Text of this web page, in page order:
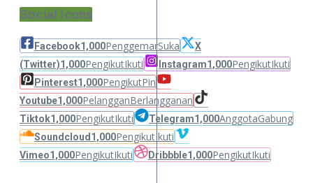
Social Icons
Facebook1,000PenggemarSuka
X
(Twitter)1,000PengikutIkuti Instagram1,000PengikutIkuti
Pinterest1,000PengikutPin
Youtube1,000PelangganBerlangganan
Tiktok1,000PengikutIkuti Telegram1,000AnggotaGabung
Soundcloud 1,000PengikutIkuti
Vimeo1,000PengikutIkuti Dribbble1,000PengikutIkuti